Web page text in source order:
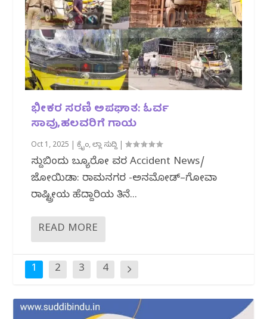
ಭೀಕರ ಸರಣಿ ಅಪಘಾತ: ಓರ್ವ
ಸಾವು,ಹಲವರಿಗೆ ಗಾಯ
Oct 1, 2025 |ಕ್ರೈಂ,ಜಿಲ್ಲಾ ಸುದ್ದಿ |
ಸುದ್ದಿಬಿಂದು ಬ್ಯೂರೋ ವರದಿ Accident News/
ಜೋಯಿಡಾ: ರಾಮನಗರ -ಅನಮೋಡ್–ಗೋವಾ
ರಾಷ್ಟ್ರೀಯ ಹೆದ್ದಾರಿಯ ತಿನೆ...
READ MORE
1 2 3 4